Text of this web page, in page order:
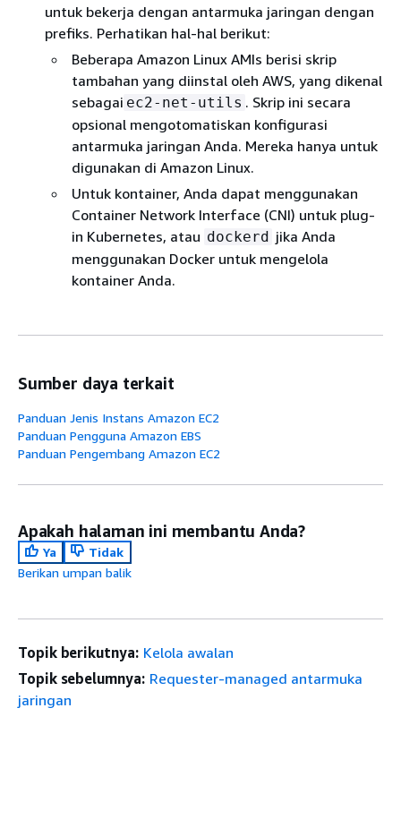
untuk bekerja dengan antarmuka jaringan dengan
prefiks. Perhatikan hal-hal berikut:
Beberapa Amazon Linux AMIs berisi skrip
tambahan yang diinstal oleh AWS, yang dikenal
sebagai ec2-net-utils . Skrip ini secara
opsional mengotomatiskan konfigurasi
antarmuka jaringan Anda. Mereka hanya untuk
digunakan di Amazon Linux.
Untuk kontainer, Anda dapat menggunakan
Container Network Interface (CNI) untuk plug-
in Kubernetes, atau dockerd jika Anda
menggunakan Docker untuk mengelola
kontainer Anda.
Sumber daya terkait
Panduan Jenis Instans Amazon EC2
Panduan Pengguna Amazon EBS
Panduan Pengembang Amazon EC2
Apakah halaman ini membantu Anda?
Ya
Tidak
Berikan umpan balik
Topik berikutnya: Kelola awalan
Topik sebelumnya: Requester-managed antarmuka
jaringan